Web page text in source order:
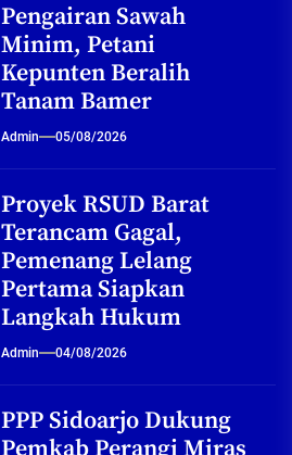
Pengairan Sawah
Minim, Petani
Kepunten Beralih
Tanam Bamer
Admin 05/08/2026
Proyek RSUD Barat
Terancam Gagal,
Pemenang Lelang
Pertama Siapkan
Langkah Hukum
Admin 04/08/2026
PPP Sidoarjo Dukung
Pemkab Perangi Miras